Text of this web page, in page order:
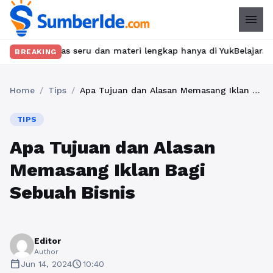
menu
BREAKING
seru dan materi lengkap hanya di YukBelajar.com. Mulai
Home / Tips / Apa Tujuan dan Alasan Memasang Iklan Bagi Sebuah Bisnis
TIPS
Apa Tujuan dan Alasan
Memasang Iklan Bagi
Sebuah Bisnis
Editor
Author
calendar_todayJun 14, 2024schedule10:40